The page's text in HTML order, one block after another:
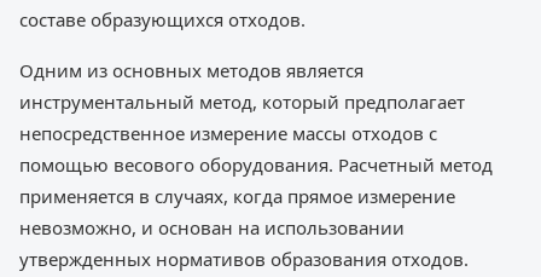
составе образующихся отходов.
Одним из основных методов является
инструментальный метод, который предполагает
непосредственное измерение массы отходов с
помощью весового оборудования. Расчетный метод
применяется в случаях, когда прямое измерение
невозможно, и основан на использовании
утвержденных нормативов образования отходов.